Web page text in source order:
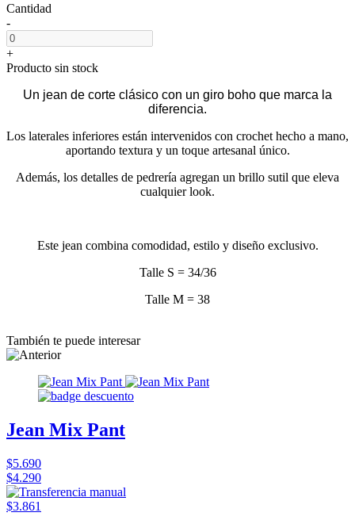
Cantidad
-
+
Producto sin stock
Un jean de corte clásico con un giro boho que marca la
diferencia.
Los laterales inferiores están intervenidos con crochet hecho a mano,
aportando textura y un toque artesanal único.
Además, los detalles de pedrería agregan un brillo sutil que eleva
cualquier look.
Este jean combina comodidad, estilo y diseño exclusivo.
Talle S = 34/36
Talle M = 38
También te puede interesar
Jean Mix Pant
$5.690
$4.290
$3.861